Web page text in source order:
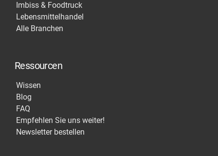
Imbiss & Foodtruck
Lebensmittelhandel
Alle Branchen
Ressourcen
Wissen
Blog
FAQ
Empfehlen Sie uns weiter!
Newsletter bestellen